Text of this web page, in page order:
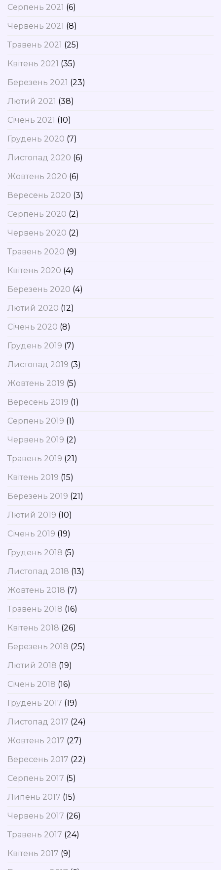
Серпень 2021 (6)
Червень 2021 (8)
Травень 2021 (25)
Квітень 2021 (35)
Березень 2021 (23)
Лютий 2021 (38)
Січень 2021 (10)
Грудень 2020 (7)
Листопад 2020 (6)
Жовтень 2020 (6)
Вересень 2020 (3)
Серпень 2020 (2)
Червень 2020 (2)
Травень 2020 (9)
Квітень 2020 (4)
Березень 2020 (4)
Лютий 2020 (12)
Січень 2020 (8)
Грудень 2019 (7)
Листопад 2019 (3)
Жовтень 2019 (5)
Вересень 2019 (1)
Серпень 2019 (1)
Червень 2019 (2)
Травень 2019 (21)
Квітень 2019 (15)
Березень 2019 (21)
Лютий 2019 (10)
Січень 2019 (19)
Грудень 2018 (5)
Листопад 2018 (13)
Жовтень 2018 (7)
Травень 2018 (16)
Квітень 2018 (26)
Березень 2018 (25)
Лютий 2018 (19)
Січень 2018 (16)
Грудень 2017 (19)
Листопад 2017 (24)
Жовтень 2017 (27)
Вересень 2017 (22)
Серпень 2017 (5)
Липень 2017 (15)
Червень 2017 (26)
Травень 2017 (24)
Квітень 2017 (9)